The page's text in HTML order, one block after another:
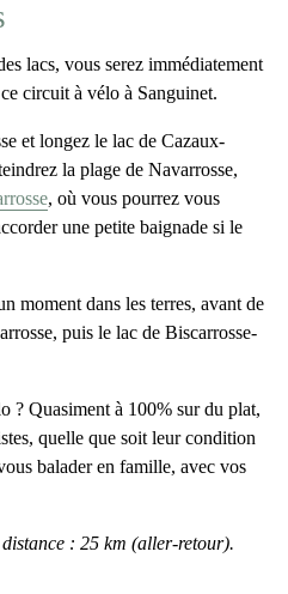
lacs, vous serez immédiatement
circuit à vélo à Sanguinet.
et longez le lac de Cazaux-
la plage de Navarrosse,
, où vous pourrez vous
une petite baignade si le
moment dans les terres, avant de
, puis le lac de Biscarrosse-
? Quasiment à 100% sur du plat,
quelle que soit leur condition
balader en famille, avec vos
: 25 km (aller-retour).